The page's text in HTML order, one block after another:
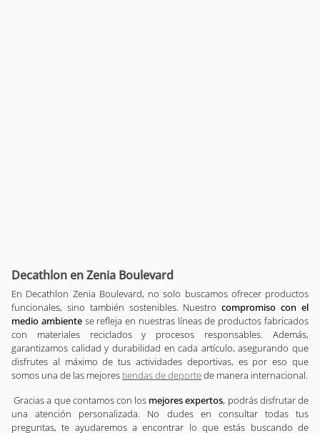
Decathlon en Zenia Boulevard
En Decathlon Zenia Boulevard, no solo buscamos ofrecer productos
funcionales, sino también sostenibles. Nuestrocompromiso con el
medio ambientese refleja en nuestras líneas de productos fabricados
con materiales reciclados y procesos responsables. Además,
garantizamos calidad y durabilidad en cada artículo, asegurando que
disfrutes al máximo de tus actividades deportivas, es por eso que
somos una de las mejorestiendas de deportede manera internacional.
Gracias a que contamos con los mejores expertos, podrás disfrutar de
una atención personalizada. No dudes en consultar todas tus
preguntas, te ayudaremos a encontrar lo que estás buscando de